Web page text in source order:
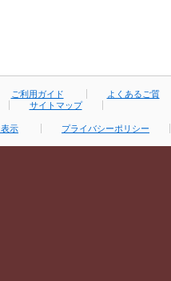
ご利用ガイド
よくあるご質
サイトマップ
示 プライバシーポリシー